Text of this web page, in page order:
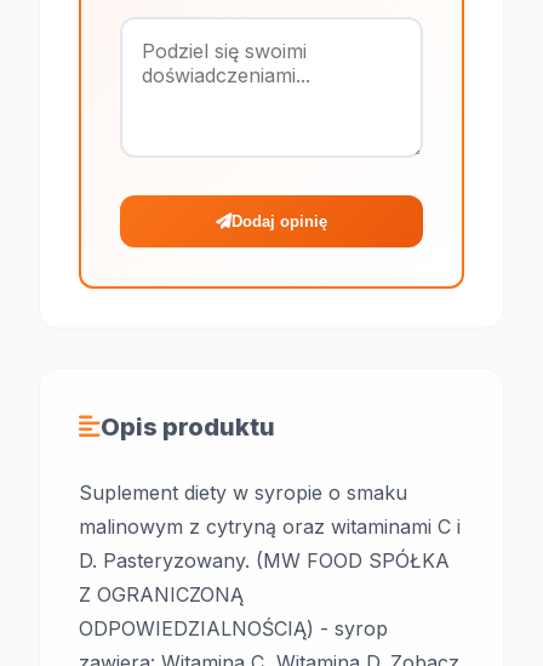
Maksymalnie
Dodaj opinię
Opis produktu
Suplement diety w syropie o smaku
malinowym z cytryną oraz witaminami C i
D. Pasteryzowany. (MW FOOD SPÓŁKA
Z OGRANICZONĄ
ODPOWIEDZIALNOŚCIĄ) - syrop